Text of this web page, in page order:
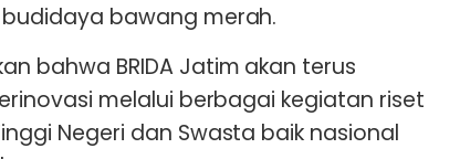
bawang merah.
bahwa BRIDA Jatim akan terus
melalui berbagai kegiatan riset
Negeri dan Swasta baik nasional